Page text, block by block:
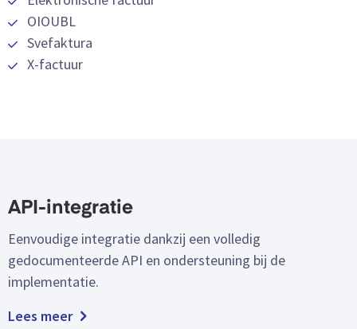
OIOUBL
Svefaktura
X-factuur
API-integratie
Eenvoudige integratie dankzij een volledig
gedocumenteerde API en ondersteuning bij de
implementatie.
Lees meer